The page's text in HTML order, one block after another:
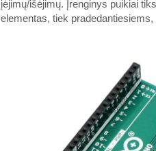
įėjimų/išėjimų. Įrenginys puikiai
elementas, tiek